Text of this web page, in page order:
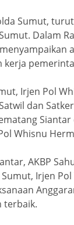
Sumut,
Dalam
kerja
Irjen Pol
dan
Whisnu
AKBP
Irjen
terbaik.